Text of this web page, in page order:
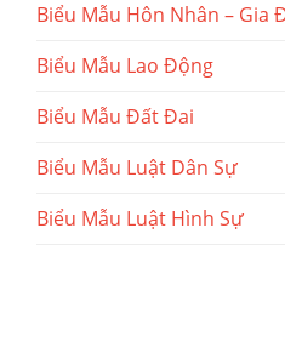
Biểu Mẫu Hôn Nhân – Gia
Biểu Mẫu Lao Động
Biểu Mẫu Đất Đai
Biểu Mẫu Luật Dân Sự
Biểu Mẫu Luật Hình Sự